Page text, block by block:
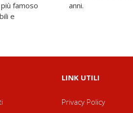
famoso
e
anni.
LINK UTILI
Privacy Policy